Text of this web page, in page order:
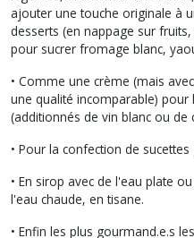
ajouter une touche originale à
desserts (en nappage sur
pour sucrer fromage blanc,
• Comme une crème (mais
une qualité incomparable)
(additionnés de vin blanc ou de
• Pour la confection de
• En sirop avec de l'eau plate
l'eau chaude, en tisane.
• Enfin les plus gourmand.e.s